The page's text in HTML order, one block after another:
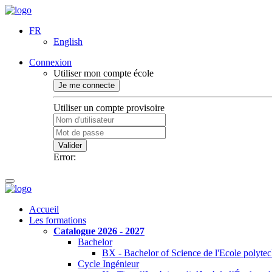
FR
English
Connexion
Utiliser mon compte école
Je me connecte
Utiliser un compte provisoire
Valider
Error:
Accueil
Les formations
Catalogue 2026 - 2027
Bachelor
BX - Bachelor of Science de l'Ecole
Cycle Ingénieur